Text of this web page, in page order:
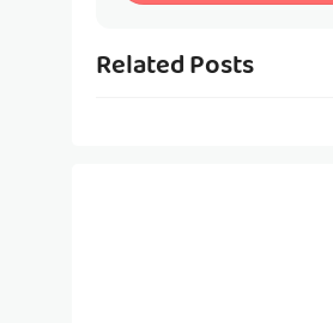
Related Posts